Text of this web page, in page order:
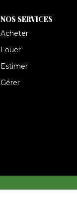
NOS SERVICES
Acheter
Louer
Estimer
Gérer